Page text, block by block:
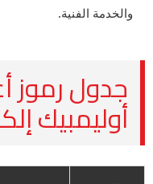
والخدمة الفنية.
جدول رموز
أوليمبيك